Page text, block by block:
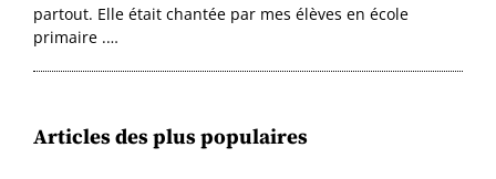
partout. Elle était chantée par mes élèves en école
primaire .…
Articles des plus populaires